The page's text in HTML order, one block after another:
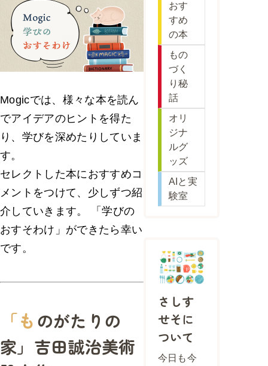
Mogicでは、様々な本を読ん
でアイデアのヒントを得た
り、学びを深めたりしていま
す。
セレクトした本におすすめコ
メントをつけて、少しずつ紹
介していきます。 「学びの
おすそわけ」ができたら幸い
です。
「も のがたりの
家」吉田誠治美術
おす
すめ
の本
もの
づく
り秘
話
オリ
ジナ
ルグ
ッズ
AIと実
験室
さしす
せそに
ついて
今日も今